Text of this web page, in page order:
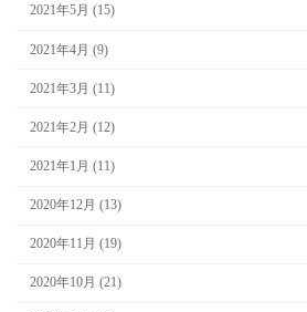
2021年5月 (15)
2021年4月 (9)
2021年3月 (11)
2021年2月 (12)
2021年1月 (11)
2020年12月 (13)
2020年11月 (19)
2020年10月 (21)